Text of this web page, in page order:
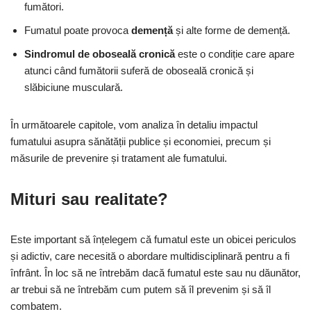
fumători.
Fumatul poate provoca demențăși alte forme de demență.
Sindromul de oboseală cronicăeste o condiție care apare
atunci când fumătorii suferă de oboseală cronică și
slăbiciune musculară.
În următoarele capitole, vom analiza în detaliu impactul
fumatului asupra sănătății publice și economiei, precum și
măsurile de prevenire și tratament ale fumatului.
Mituri sau realitate?
Este important să înțelegem că fumatul este un obicei periculos
și adictiv, care necesită o abordare multidisciplinară pentru a fi
înfrânt. În loc să ne întrebăm dacă fumatul este sau nu dăunător,
ar trebui să ne întrebăm cum putem să îl prevenim și să îl
combatem.